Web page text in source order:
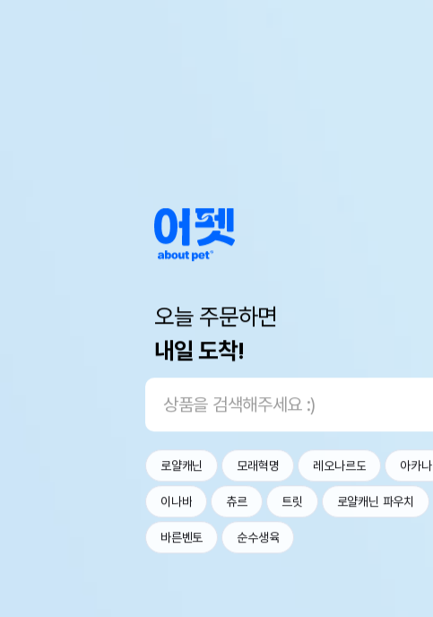
오늘 주문하면
내일 도착!
로얄캐닌 모래혁명 레오나르도 아카나
이나바 츄르 트릿 로얄캐닌 파우치
바른벤토 순수생육